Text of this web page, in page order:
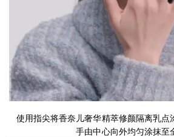
使用指尖将香奈儿奢华精萃修颜隔离乳点
手由中心向外均匀涂抹至